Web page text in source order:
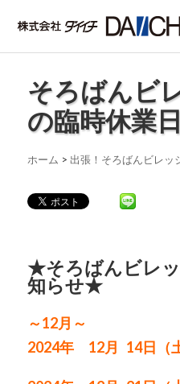
そろばんビ
の臨時休業
ホーム > 出張！そろばんビレッ
★そろばんビレ
知らせ★
～12月～
2024年 12月 14日（土